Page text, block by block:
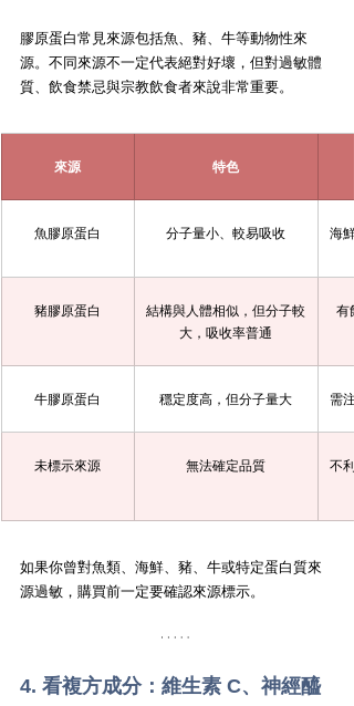
膠原蛋白常見來源包括魚、豬、牛等動物性來
源。不同來源不一定代表絕對好壞，但對過敏體
質、飲食禁忌與宗教飲食者來說非常重要。
來源 特色
魚膠原蛋白 分子量小、較易吸收 海
豬膠原蛋白
結構與人體相似，但分子較
大，吸收率普通
有
牛膠原蛋白 穩定度高，但分子量大 需
未標示來源 無法確定品質 不
如果你曾對魚類、海鮮、豬、牛或特定蛋白質來
源過敏，購買前一定要確認來源標示。
4. 看複方成分：維生素 C、神經醯